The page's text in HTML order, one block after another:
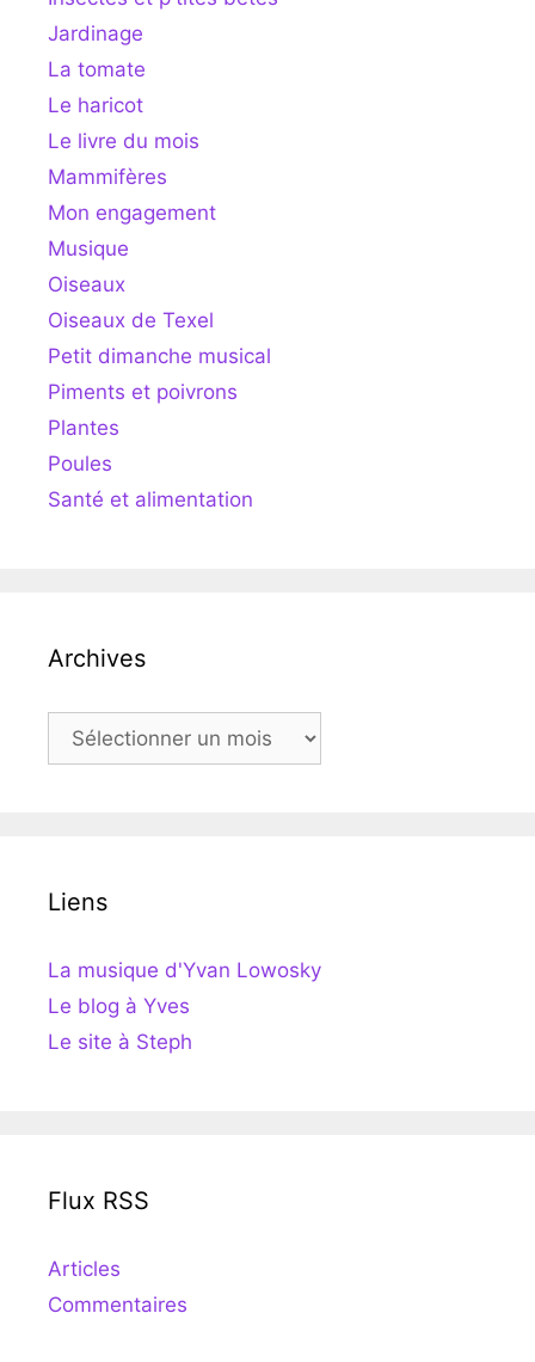
Jardinage
La tomate
Le haricot
Le livre du mois
Mammifères
Mon engagement
Musique
Oiseaux
Oiseaux de Texel
Petit dimanche musical
Piments et poivrons
Plantes
Poules
Santé et alimentation
Archives
Archives
Liens
La musique d'Yvan Lowosky
Le blog à Yves
Le site à Steph
Flux RSS
Articles
Commentaires